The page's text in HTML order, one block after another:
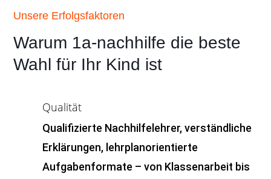
Unsere Erfolgsfaktoren
Warum 1a-nachhilfe die beste
Wahl für Ihr Kind ist
Qualität
Qualifizierte Nachhilfelehrer, verständliche
Erklärungen, lehrplanorientierte
Aufgabenformate – von Klassenarbeit bis